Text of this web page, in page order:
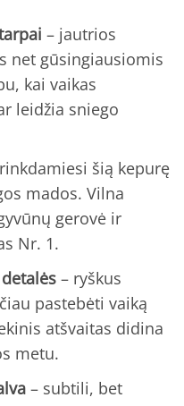
– jautrios
net gūsingiausiomis
kai vaikas
leidžia sniego
šią kepurę
mados. Vilna
gerovė ir
Nr. 1.
– ryškus
pastebėti vaiką
atšvaitas didina
metu.
– subtili, bet